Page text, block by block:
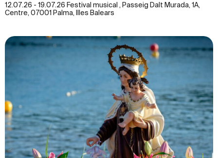
12.07.26 - 19.07.26 Festival musical , Passeig Dalt Murada, 1A,
Centre, 07001 Palma, Illes Balears